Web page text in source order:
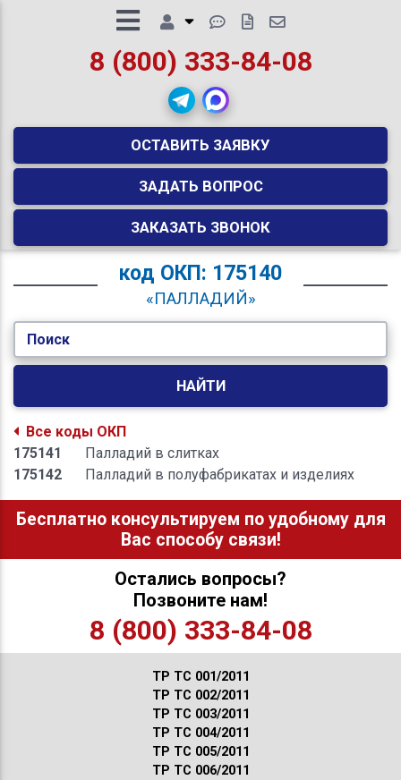
8 (800) 333-84-08
ОСТАВИТЬ ЗАЯВКУ
ЗАДАТЬ ВОПРОС
ЗАКАЗАТЬ ЗВОНОК
код ОКП: 175140
«ПАЛЛАДИЙ»
Поиск
НАЙТИ
Все коды ОКП
175141
Палладий в слитках
175142
Палладий в полуфабрикатах и изделиях
Бесплатно консультируем по удобному для
Вас способу связи!
Остались вопросы?
Позвоните нам!
8 (800) 333-84-08
ТР ТС 001/2011
ТР ТС 002/2011
ТР ТС 003/2011
ТР ТС 004/2011
ТР ТС 005/2011
ТР ТС 006/2011